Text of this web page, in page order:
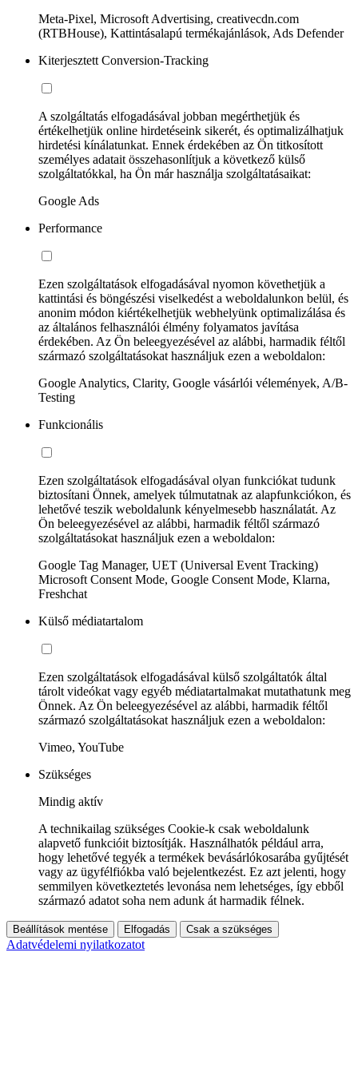
Meta-Pixel, Microsoft Advertising, creativecdn.com
(RTBHouse), Kattintásalapú termékajánlások, Ads Defender
Kiterjesztett Conversion-Tracking
A szolgáltatás elfogadásával jobban megérthetjük és
értékelhetjük online hirdetéseink sikerét, és optimalizálhatjuk
hirdetési kínálatunkat. Ennek érdekében az Ön titkosított
személyes adatait összehasonlítjuk a következő külső
szolgáltatókkal, ha Ön már használja szolgáltatásaikat:
Google Ads
Performance
Ezen szolgáltatások elfogadásával nyomon követhetjük a
kattintási és böngészési viselkedést a weboldalunkon belül, és
anonim módon kiértékelhetjük webhelyünk optimalizálása és
az általános felhasználói élmény folyamatos javítása
érdekében. Az Ön beleegyezésével az alábbi, harmadik féltől
származó szolgáltatásokat használjuk ezen a weboldalon:
Google Analytics, Clarity, Google vásárlói vélemények, A/B-
Testing
Funkcionális
Ezen szolgáltatások elfogadásával olyan funkciókat tudunk
biztosítani Önnek, amelyek túlmutatnak az alapfunkciókon, és
lehetővé teszik weboldalunk kényelmesebb használatát. Az
Ön beleegyezésével az alábbi, harmadik féltől származó
szolgáltatásokat használjuk ezen a weboldalon:
Google Tag Manager, UET (Universal Event Tracking)
Microsoft Consent Mode, Google Consent Mode, Klarna,
Freshchat
Külső médiatartalom
Ezen szolgáltatások elfogadásával külső szolgáltatók által
tárolt videókat vagy egyéb médiatartalmakat mutathatunk meg
Önnek. Az Ön beleegyezésével az alábbi, harmadik féltől
származó szolgáltatásokat használjuk ezen a weboldalon:
Vimeo, YouTube
Szükséges
Mindig aktív
A technikailag szükséges Cookie-k csak weboldalunk
alapvető funkcióit biztosítják. Használhatók például arra,
hogy lehetővé tegyék a termékek bevásárlókosarába gyűjtését
vagy az ügyfélfiókba való bejelentkezést. Ez azt jelenti, hogy
semmilyen következtetés levonása nem lehetséges, így ebből
származó adatot soha nem adunk át harmadik félnek.
Beállítások mentése Elfogadás Csak a szükséges
Adatvédelemi nyilatkozatot